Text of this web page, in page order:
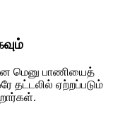
மெனு பாணியைத்
தட்டலில் ஏற்றப்படும்